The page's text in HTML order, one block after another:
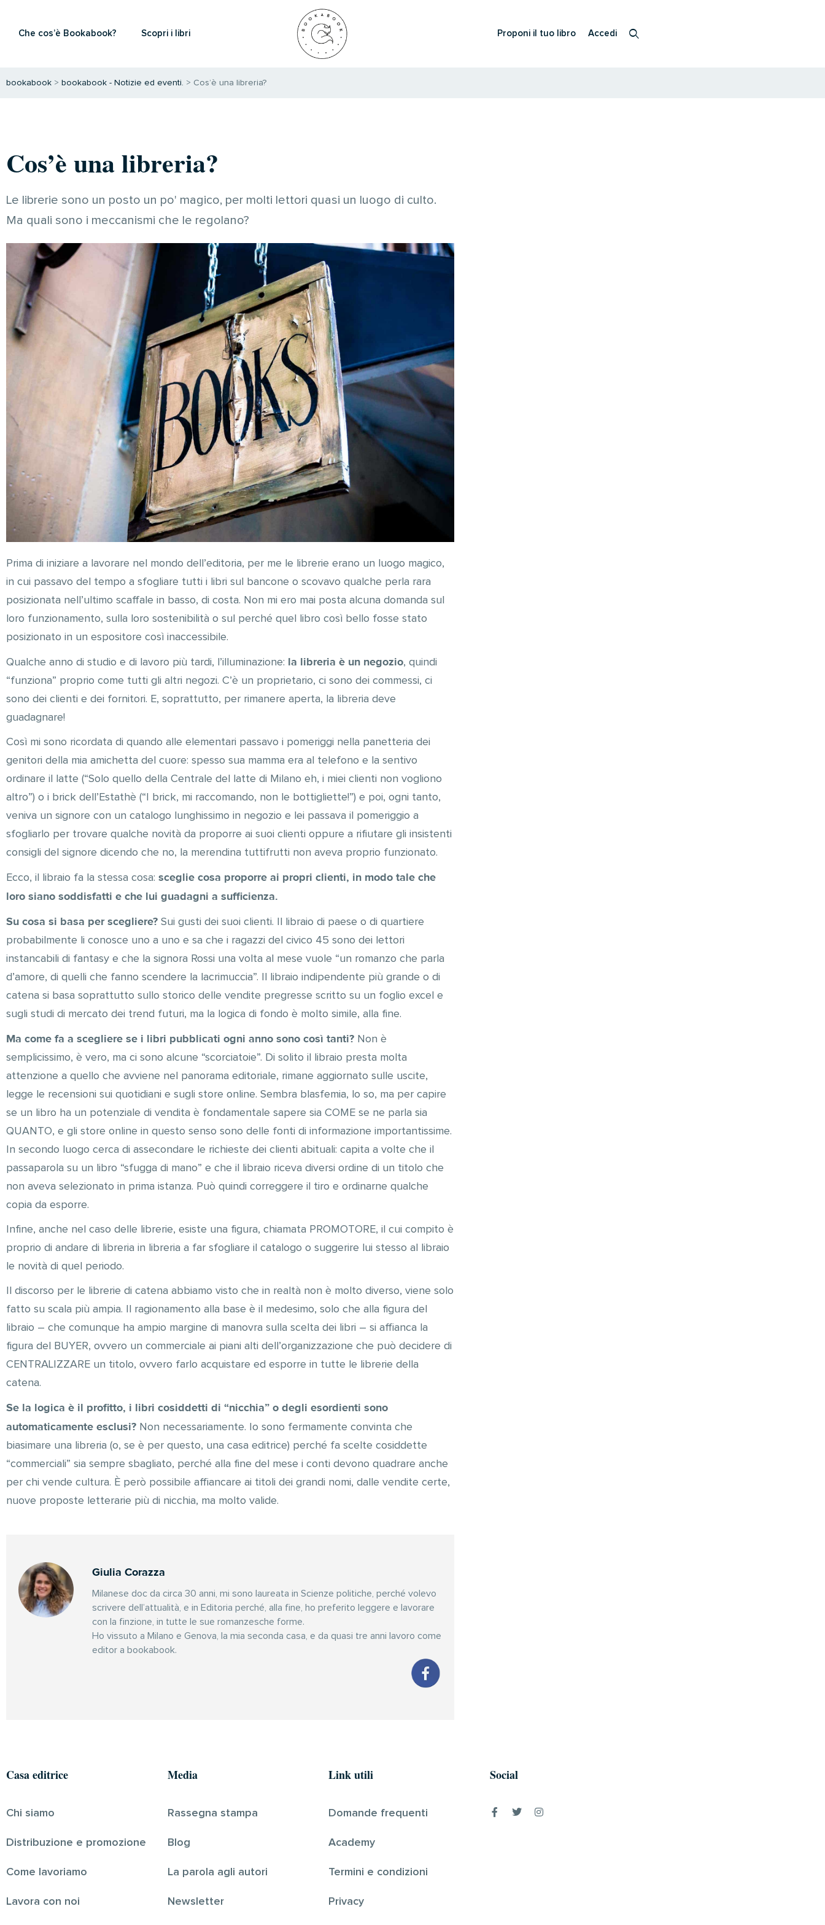
Che cos’è Bookabook? Scopri i libri Proponi il tuo libro Accedi
bookabook > bookabook - Notizie ed eventi. > Cos’è una libreria?
Cos’è una libreria?
Le librerie sono un posto un po' magico, per molti lettori quasi un luogo di culto.
Ma quali sono i meccanismi che le regolano?
Prima di iniziare a lavorare nel mondo dell’editoria, per me le librerie erano un luogo magico,
in cui passavo del tempo a sfogliare tutti i libri sul bancone o scovavo qualche perla rara
posizionata nell’ultimo scaffale in basso, di costa. Non mi ero mai posta alcuna domanda sul
loro funzionamento, sulla loro sostenibilità o sul perché quel libro così bello fosse stato
posizionato in un espositore così inaccessibile.
Qualche anno di studio e di lavoro più tardi, l’illuminazione: la libreria è un negozio, quindi
“funziona” proprio come tutti gli altri negozi. C’è un proprietario, ci sono dei commessi, ci
sono dei clienti e dei fornitori. E, soprattutto, per rimanere aperta, la libreria deve
guadagnare!
Così mi sono ricordata di quando alle elementari passavo i pomeriggi nella panetteria dei
genitori della mia amichetta del cuore: spesso sua mamma era al telefono e la sentivo
ordinare il latte (“Solo quello della Centrale del latte di Milano eh, i miei clienti non vogliono
altro”) o i brick dell’Estathè (“I brick, mi raccomando, non le bottigliette!”) e poi, ogni tanto,
veniva un signore con un catalogo lunghissimo in negozio e lei passava il pomeriggio a
sfogliarlo per trovare qualche novità da proporre ai suoi clienti oppure a rifiutare gli insistenti
consigli del signore dicendo che no, la merendina tuttifrutti non aveva proprio funzionato.
Ecco, il libraio fa la stessa cosa: sceglie cosa proporre ai propri clienti, in modo tale che
loro siano soddisfatti e che lui guadagni a sufficienza.
Su cosa si basa per scegliere? Sui gusti dei suoi clienti. Il libraio di paese o di quartiere
probabilmente li conosce uno a uno e sa che i ragazzi del civico 45 sono dei lettori
instancabili di fantasy e che la signora Rossi una volta al mese vuole “un romanzo che parla
d’amore, di quelli che fanno scendere la lacrimuccia”. Il libraio indipendente più grande o di
catena si basa soprattutto sullo storico delle vendite pregresse scritto su un foglio excel e
sugli studi di mercato dei trend futuri, ma la logica di fondo è molto simile, alla fine.
Ma come fa a scegliere se i libri pubblicati ogni anno sono così tanti? Non è
semplicissimo, è vero, ma ci sono alcune “scorciatoie”. Di solito il libraio presta molta
attenzione a quello che avviene nel panorama editoriale, rimane aggiornato sulle uscite,
legge le recensioni sui quotidiani e sugli store online. Sembra blasfemia, lo so, ma per capire
se un libro ha un potenziale di vendita è fondamentale sapere sia COME se ne parla sia
QUANTO, e gli store online in questo senso sono delle fonti di informazione importantissime.
In secondo luogo cerca di assecondare le richieste dei clienti abituali: capita a volte che il
passaparola su un libro “sfugga di mano” e che il libraio riceva diversi ordine di un titolo che
non aveva selezionato in prima istanza. Può quindi correggere il tiro e ordinarne qualche
copia da esporre.
Infine, anche nel caso delle librerie, esiste una figura, chiamata PROMOTORE, il cui compito è
proprio di andare di libreria in libreria a far sfogliare il catalogo o suggerire lui stesso al libraio
le novità di quel periodo.
Il discorso per le librerie di catena abbiamo visto che in realtà non è molto diverso, viene solo
fatto su scala più ampia. Il ragionamento alla base è il medesimo, solo che alla figura del
libraio – che comunque ha ampio margine di manovra sulla scelta dei libri – si affianca la
figura del BUYER, ovvero un commerciale ai piani alti dell’organizzazione che può decidere di
CENTRALIZZARE un titolo, ovvero farlo acquistare ed esporre in tutte le librerie della
catena.
Se la logica è il profitto, i libri cosiddetti di “nicchia” o degli esordienti sono
automaticamente esclusi? Non necessariamente. Io sono fermamente convinta che
biasimare una libreria (o, se è per questo, una casa editrice) perché fa scelte cosiddette
“commerciali” sia sempre sbagliato, perché alla fine del mese i conti devono quadrare anche
per chi vende cultura. È però possibile affiancare ai titoli dei grandi nomi, dalle vendite certe,
nuove proposte letterarie più di nicchia, ma molto valide.
Giulia Corazza
Milanese doc da circa 30 anni, mi sono laureata in Scienze politiche, perché volevo
scrivere dell’attualità, e in Editoria perché, alla fine, ho preferito leggere e lavorare
con la finzione, in tutte le sue romanzesche forme.
Ho vissuto a Milano e Genova, la mia seconda casa, e da quasi tre anni lavoro come
editor a bookabook.
Casa editrice
Chi siamo
Distribuzione e promozione
Come lavoriamo
Lavora con noi
Media
Rassegna stampa
Blog
La parola agli autori
Newsletter
Link utili
Domande frequenti
Academy
Termini e condizioni
Privacy
Social